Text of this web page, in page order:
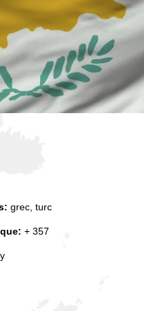
grec, turc
+ 357